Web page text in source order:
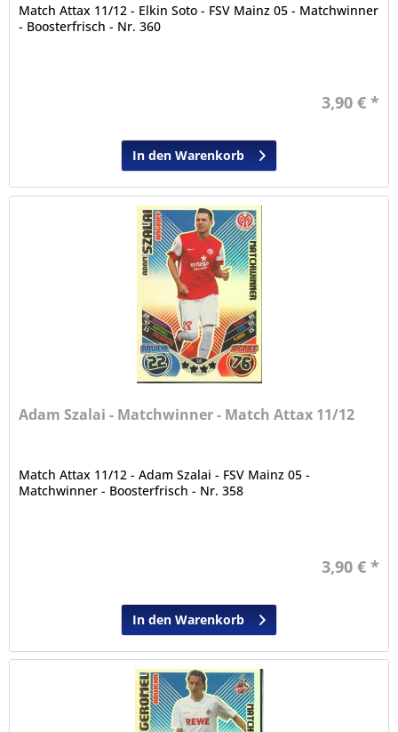
Match Attax 11/12 - Elkin Soto - FSV Mainz 05 - Matchwinner
- Boosterfrisch - Nr. 360
3,90 € *
In den Warenkorb
Adam Szalai - Matchwinner - Match Attax 11/12
Match Attax 11/12 - Adam Szalai - FSV Mainz 05 -
Matchwinner - Boosterfrisch - Nr. 358
3,90 € *
In den Warenkorb